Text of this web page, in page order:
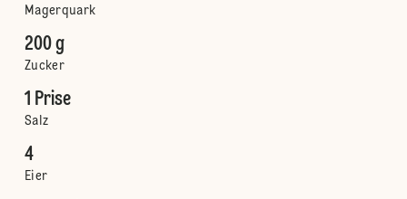
Magerquark
200 g
Zucker
1 Prise
Salz
4
Eier